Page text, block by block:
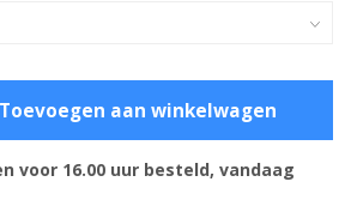
Toevoegen aan winkelwagen
voor 16.00 uur besteld, vandaag